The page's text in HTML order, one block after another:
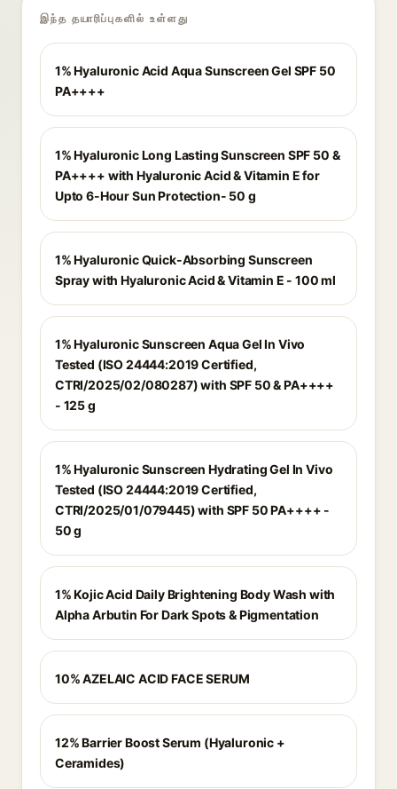
இந்த தயாரிப்புகளில் உள்ளது
1% Hyaluronic Acid Aqua Sunscreen Gel SPF 50
PA++++
1% Hyaluronic Long Lasting Sunscreen SPF 50 &
PA++++ with Hyaluronic Acid & Vitamin E for
Upto 6-Hour Sun Protection- 50 g
1% Hyaluronic Quick-Absorbing Sunscreen
Spray with Hyaluronic Acid & Vitamin E - 100 ml
1% Hyaluronic Sunscreen Aqua Gel In Vivo
Tested (ISO 24444:2019 Certified,
CTRI/2025/02/080287) with SPF 50 & PA++++
- 125 g
1% Hyaluronic Sunscreen Hydrating Gel In Vivo
Tested (ISO 24444:2019 Certified,
CTRI/2025/01/079445) with SPF 50 PA++++ -
50 g
1% Kojic Acid Daily Brightening Body Wash with
Alpha Arbutin For Dark Spots & Pigmentation
10% AZELAIC ACID FACE SERUM
12% Barrier Boost Serum (Hyaluronic +
Ceramides)